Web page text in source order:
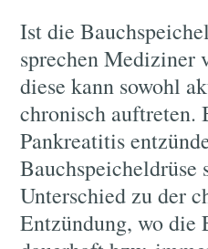
Ist die
sprechen Mediziner
diese kann sowohl
chronisch auftreten.
Pankreatitis
Bauchspeicheldrüse
Unterschied zu der
Entzündung, wo die